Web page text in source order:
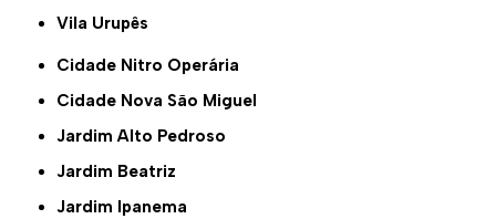
Vila Urupês
Cidade Nitro Operária
Cidade Nova São Miguel
Jardim Alto Pedroso
Jardim Beatriz
Jardim Ipanema